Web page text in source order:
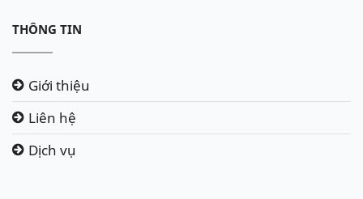
THÔNG TIN
Giới thiệu
Liên hệ
Dịch vụ